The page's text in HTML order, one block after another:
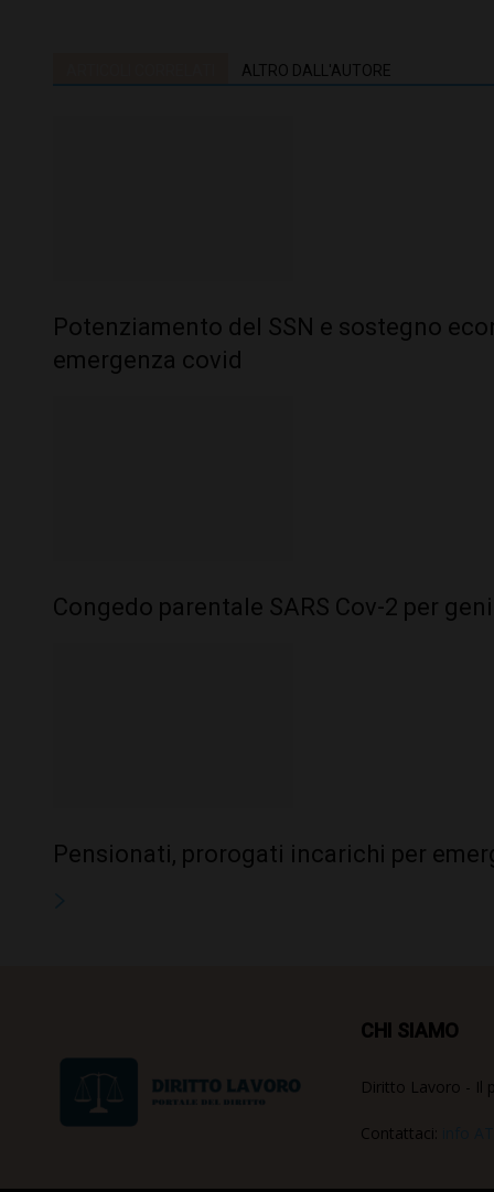
ALTRO DALL'AUTORE
Potenziamento del SSN e sostegno
emergenza covid
Congedo parentale SARS Cov-2 per
Pensionati, prorogati incarichi per
CHI SIAMO
Diritto Lavoro - Il
Contattaci: